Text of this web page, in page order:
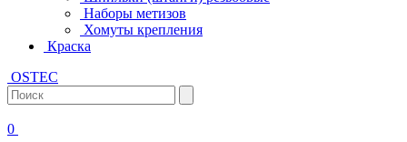
Наборы метизов
Хомуты крепления
Краска
OSTEC
0